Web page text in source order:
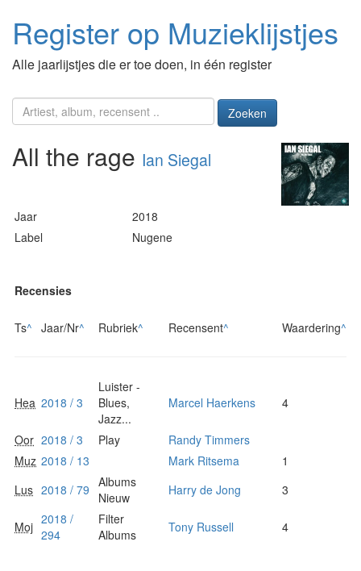
Register op Muzieklijstjes
Alle jaarlijstjes die er toe doen, in één register
Zoeken
All the rage Ian Siegal
Jaar
2018
Label
Nugene
Recensies
Ts^ Jaar/Nr^ Rubriek^ Recensent^ Waardering^
Hea 2018 / 3
Luister -
Blues,
Jazz...
Marcel Haerkens 4
Oor 2018 / 3 Play
Randy Timmers
Muz 2018 / 13 Mark Ritsema
1
Lus 2018 / 79 Albums
Nieuw
Harry de Jong 3
Moj 2018 /
294
Filter
Albums
Tony Russell 4